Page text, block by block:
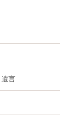
遺言